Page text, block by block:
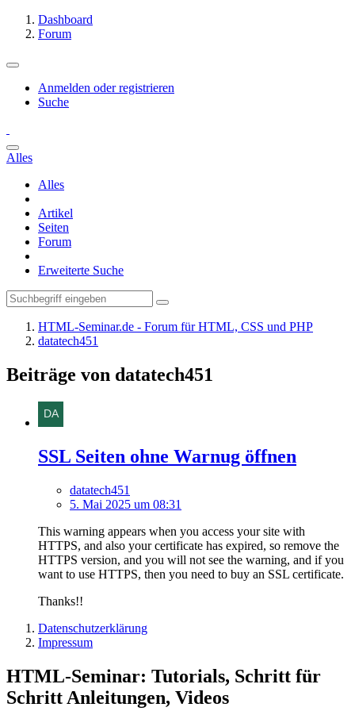
Dashboard
Forum
Anmelden oder registrieren
Suche
Alles
Alles
Artikel
Seiten
Forum
Erweiterte Suche
HTML-Seminar.de - Forum für HTML, CSS und PHP
datatech451
Beiträge von datatech451
SSL Seiten ohne Warnug öffnen
datatech451
5. Mai 2025 um 08:31
This warning appears when you access your site with
HTTPS, and also your certificate has expired, so remove the
HTTPS version, and you will not see the warning, and if you
want to use HTTPS, then you need to buy an SSL certificate.
Thanks!!
Datenschutzerklärung
Impressum
HTML-Seminar: Tutorials, Schritt für
Schritt Anleitungen, Videos